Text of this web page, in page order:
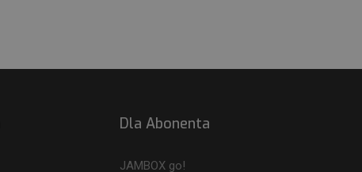
Dla Abonenta
JAMBOX go!